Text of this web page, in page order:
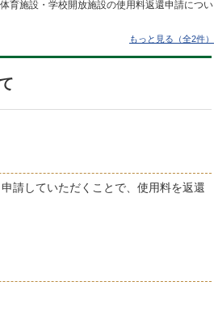
育施設・学校開放施設の使用料返還申請につい
もっと見る（全2件）
請していただくことで、使用料を返還